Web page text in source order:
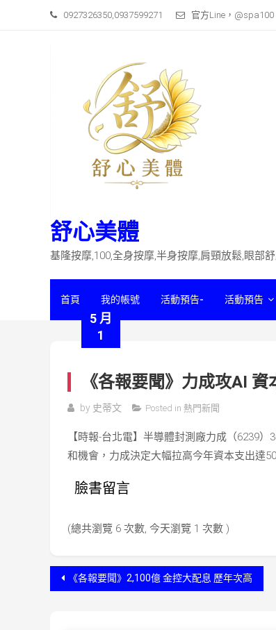
0927326350,0937599271 官方Line，@spa100
舒心美體
基隆按摩,100,全身按摩,半身按摩,肩頸放鬆,眼部
首頁 我的帳號 活動預告- 活動預告
5 月
1
《各報要聞》力成攻AI
by 史蒂文 Posted in 熱門新聞
【時報-台北電】半導體封測廠力成（6239
和機會，力成決定大幅拉高今年資本支出達
臉書留言
(總共瀏覽 6 次數, 今天瀏覽 1 次數 )
文
《各報要聞》2,100億 金控大配息 歷年次高